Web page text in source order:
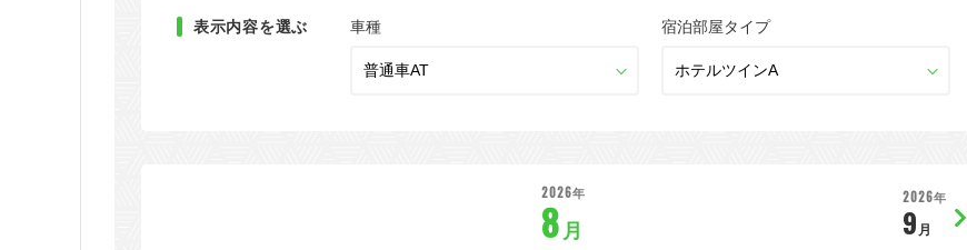
表示内容を選ぶ 車種 宿泊部屋タイプ
2026年
8 月
2026年
9 月